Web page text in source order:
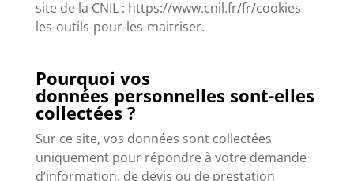
site de la CNIL : https://www.cnil.fr/fr/cookies-
les-outils-pour-les-maitriser.
Pourquoi vos
données personnelles sont-elles
collectées ?
Sur ce site, vos données sont collectées
uniquement pour répondre à votre demande
d’information, de devis ou de prestation